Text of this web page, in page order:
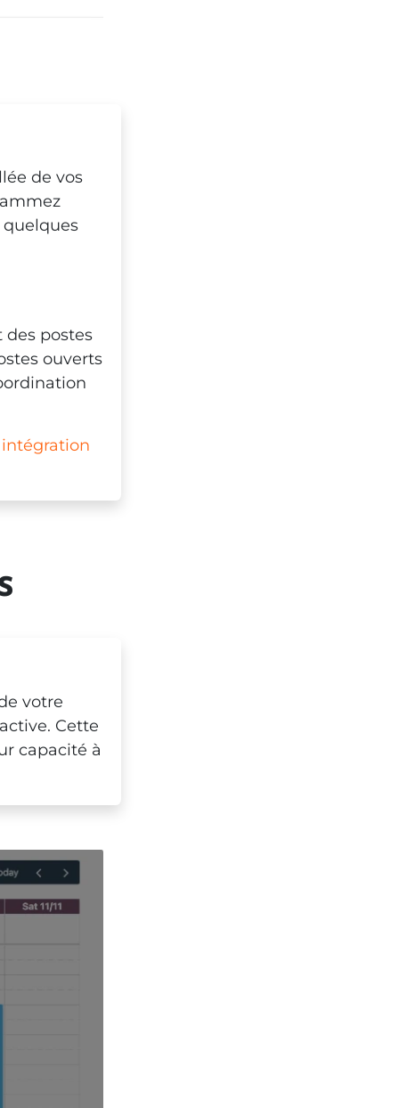
de vos
des postes
ouverts
intégration
votre
Cette
capacité à